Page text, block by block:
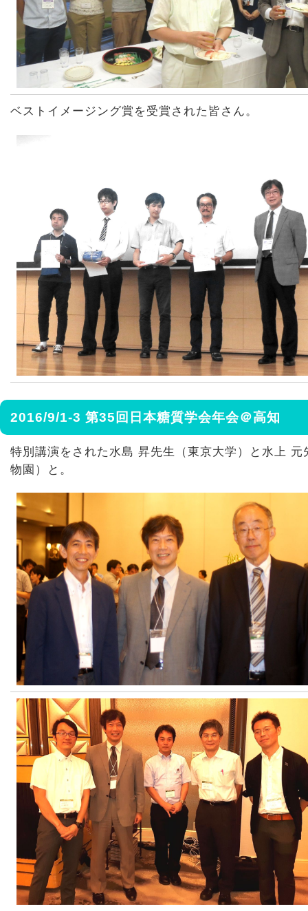
ベストイメージング賞を受賞された皆さん。
2016/9/1-3 第35回日本糖質学会年会＠高知
特別講演をされた水島 昇先生（東京大学）と水上 元
物園）と。